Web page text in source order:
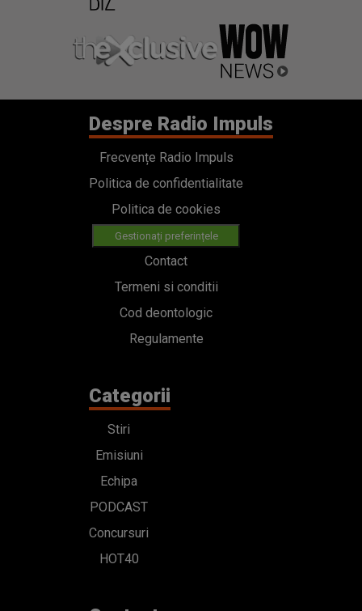
Despre Radio Impuls
Frecvențe Radio Impuls
Politica de confidentialitate
Politica de cookies
Gestionați preferințele
Contact
Termeni si conditii
Cod deontologic
Regulamente
Categorii
Stiri
Emisiuni
Echipa
PODCAST
Concursuri
HOT40